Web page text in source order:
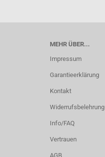
MEHR ÜBER...
Impressum
Garantieerklärung
Kontakt
Widerrufsbelehrung
Info/FAQ
Vertrauen
AGB